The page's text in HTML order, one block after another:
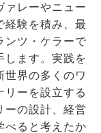
ァレーやニュー
経験を積み、最
ンツ・ケラーで
します。実践を
世界の多くのワ
リーを設立する
ーの設計、経営
べると考えたか